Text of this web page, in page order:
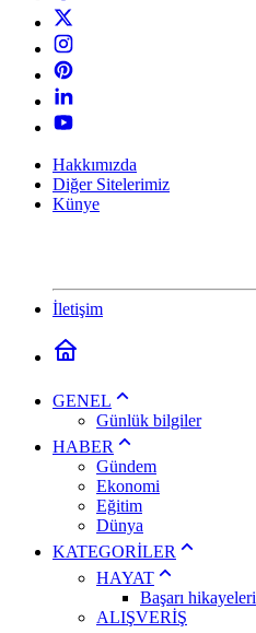
Hakkımızda
Diğer Sitelerimiz
Künye
İletişim
GENEL
Günlük bilgiler
HABER
Gündem
Ekonomi
Eğitim
Dünya
KATEGORİLER
HAYAT
Başarı hikayeleri
ALIŞVERİŞ